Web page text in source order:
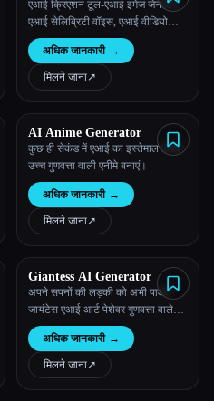
एआई क्रिएशन टूल-एआई इमेज जेनरेटर,
एआई सेलिब्रिटी वॉइस, एआई वीडियो
जेनरेटर
अधिक जानकारी →
मिलने जाना↗︎
AI Anime Generator
कुछ ही सेकंड में एआई का इस्तेमाल करके
उच्च गुणवत्ता वाली एनीमे बनाएं।
अधिक जानकारी →
मिलने जाना↗︎
Giantess AI Generator
अपने सपनों की लड़की को अभी पाओ!
जायंटेस एआई आर्ट पेशेवर गुणवत्ता वाले
परिणामों के साथ सहज अनुभव प्रदान
करता है।
अधिक जानकारी →
मिलने जाना↗︎